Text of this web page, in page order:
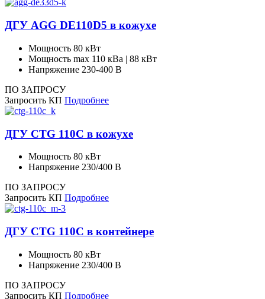
ДГУ AGG DE110D5 в кожухе
Мощность 80 кВт
Мощность max 110 кВа | 88 кВт
Напряжение 230-400 В
ПО ЗАПРОСУ
Запросить КП Подробнее
ДГУ CTG 110C в кожухе
Мощность 80 кВт
Напряжение 230/400 В
ПО ЗАПРОСУ
Запросить КП Подробнее
ДГУ CTG 110C в контейнере
Мощность 80 кВт
Напряжение 230/400 В
ПО ЗАПРОСУ
Запросить КП Подробнее